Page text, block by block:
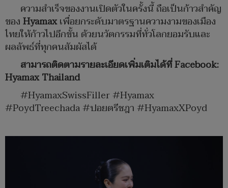
ความสำเร็จของงานเปิดตัวในครั้งนี้ ถือเป็นก้าวสำคัญ
ของHyamaxเพื่อยกระดับมาตรฐานความงามของเมือง
ไทยให้ก้าวไปอีกขั้น ด้วยนวัตกรรมที่ทั่วโลกยอมรับและ
ผลลัพธ์ที่ทุกคนสัมผัสได้
สามารถติดตามรายละเอียดเพิ่มเติมได้ที่Facebook:
Hyamax Thailand
#HyamaxSwissFiller #Hyamax
#PoydTreechada #ปอยตรีชฎา #HyamaxXPoyd